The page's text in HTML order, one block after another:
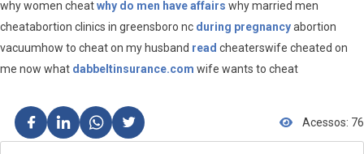
why women cheatwhy do men have affairs why married men
cheatabortion clinics in greensboro nc during pregnancyabortion
vacuumhow to cheat on my husband read cheaterswife cheated on
me now what dabbeltinsurance.com wife wants to cheat
Acessos: 76